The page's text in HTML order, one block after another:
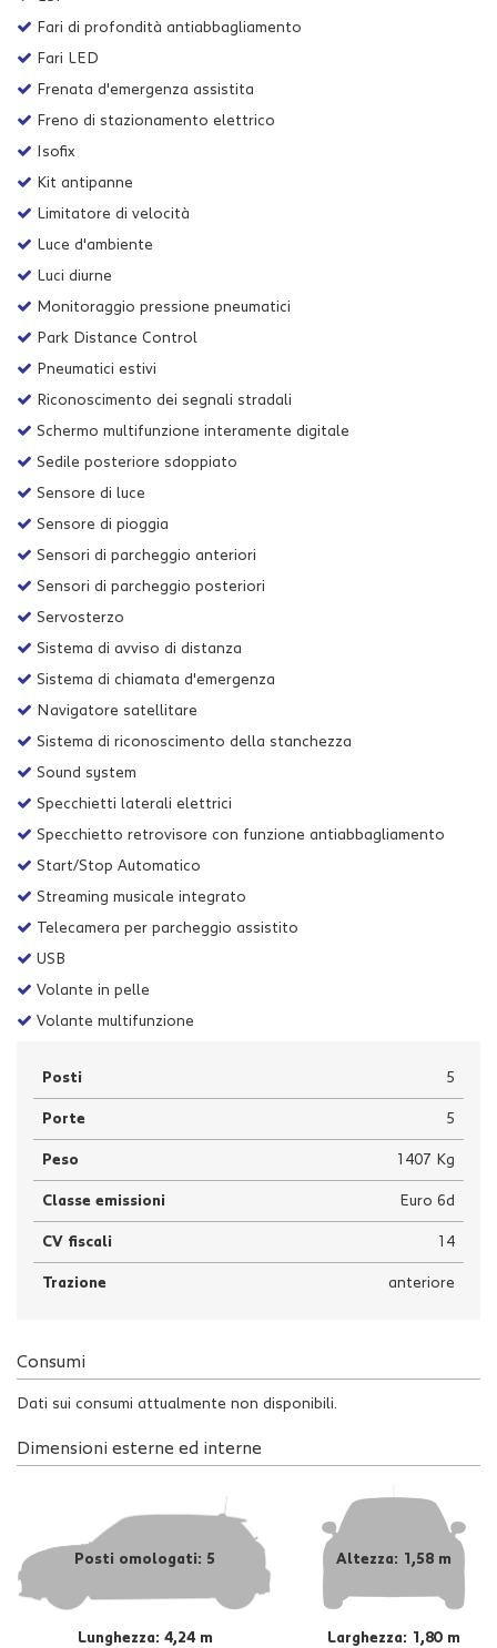
Fari di profondità antiabbagliamento
Fari LED
Frenata d'emergenza assistita
Freno di stazionamento elettrico
Isofix
Kit antipanne
Limitatore di velocità
Luce d'ambiente
Luci diurne
Monitoraggio pressione pneumatici
Park Distance Control
Pneumatici estivi
Riconoscimento dei segnali stradali
Schermo multifunzione interamente digitale
Sedile posteriore sdoppiato
Sensore di luce
Sensore di pioggia
Sensori di parcheggio anteriori
Sensori di parcheggio posteriori
Servosterzo
Sistema di avviso di distanza
Sistema di chiamata d'emergenza
Navigatore satellitare
Sistema di riconoscimento della stanchezza
Sound system
Specchietti laterali elettrici
Specchietto retrovisore con funzione antiabbagliamento
Start/Stop Automatico
Streaming musicale integrato
Telecamera per parcheggio assistito
USB
Volante in pelle
Volante multifunzione
Posti 5
Porte 5
Peso 1407 Kg
Classe emissioni Euro 6d
CV fiscali 14
Trazione anteriore
Consumi
Dati sui consumi attualmente non disponibili.
Dimensioni esterne ed interne
Posti omologati: 5
Lunghezza: 4,24 m
Altezza: 1,58 m
Larghezza: 1,80 m